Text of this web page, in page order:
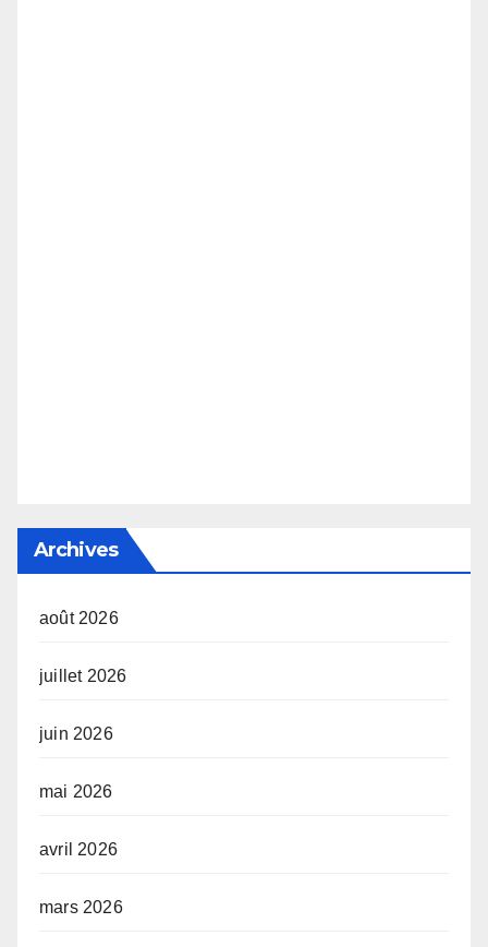
Archives
août 2026
juillet 2026
juin 2026
mai 2026
avril 2026
mars 2026